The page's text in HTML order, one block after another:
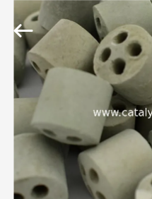
RUMAH
PRODUK
TENTANG
KAMI
CO.,LTD.
Rights
Reserved.